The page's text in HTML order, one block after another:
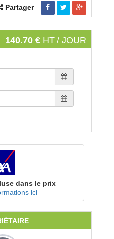
Partager
140.70 € HT / JOUR
dans le prix
ici